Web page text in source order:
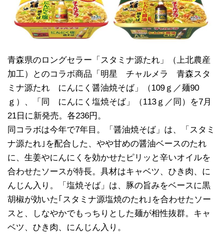
青森県のロングセラー「スタミナ源たれ」（上北農産
加工）とのコラボ商品「明星 チャルメラ 青森スタ
ミナ源たれ にんにく醤油焼そば」（109ｇ／麺90
ｇ）、「同 にんにく塩焼そば」（113ｇ／同）を7月
21日に新発売。各236円。
同コラボは今年で7年目。「醤油焼そば」は、「スタミ
ナ源たれ｣を配合した、やや甘めの醤油ベースのたれ
に、生姜やにんにくを効かせたピリッと辛いオイルを
合わせたソースが特長。具材はキャベツ、ひき肉、に
んじん入り。「塩焼そば」は、豚の旨みをベースに黒
胡椒が効いた｢スタミナ源塩焼のたれ｣を合わせたソー
スと、しなやかでもっちりとした麺が相性抜群。キャ
ベツ、ひき肉、にんじん入り。